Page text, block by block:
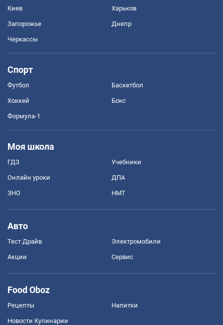
Киев Харьков
Запорожье Днепр
Черкассы
Спорт
Футбол Баскетбол
Хоккей Бокс
Формула-1
Моя школа
ГДЗ Учебники
Онлайн уроки ДПА
ЗНО НМТ
Авто
Тест Драйв Электромобили
Акции Сервис
Food Oboz
Рецепты Напитки
Новости Кулинарии